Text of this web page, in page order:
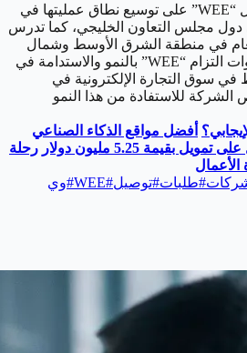
وبعد استثمارها الأخير، تعمل “WEE” على توسيع نطاق عمليتها في
دول مجلس التعاون الخليجي، كما تدرس
في منطقة الشرق الأوسط وشمال
أفريقيا. وتعكس هذه الخطوات التزام “WEE” بالنمو والاستدامة في
سوق التجارة الإلكترونية في
الشركة للاستفادة من هذا النمو
أفضل مواقع الذكاء الصناعي
5.25 مليون دولار
رحلة
#طلبات#توصيل#
WEE
#وي